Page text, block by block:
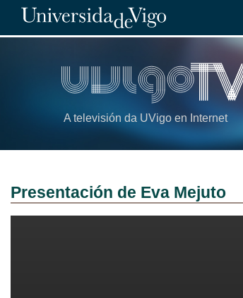
A televisión da UVigo en Internet
Presentación de Eva Mejuto